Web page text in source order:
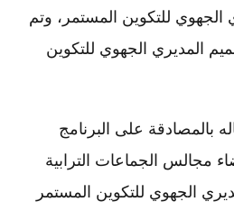
الجهوي للتكوين المستمر، وتم
المديري الجهوي للتكوين
بالمصادقة على البرنامج
مجالس الجماعات الترابية
الجهوي للتكوين المستمر